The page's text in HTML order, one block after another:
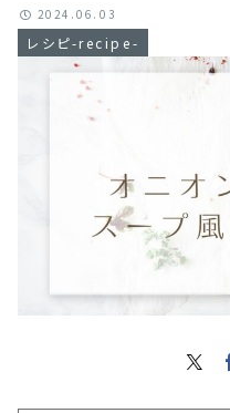
レシピ-recipe-
2024.06.03